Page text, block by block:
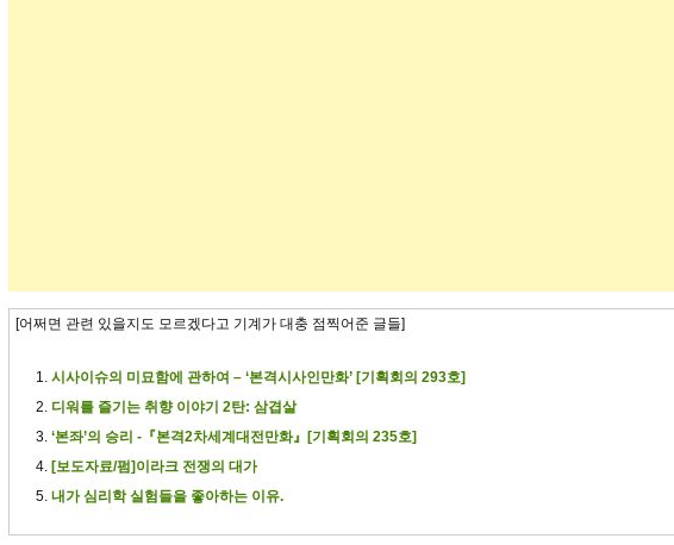
[어쩌면 관련 있을지도 모르겠다고 기계가 대충 점찍어준 글들]
시사이슈의 미묘함에 관하여 – ‘본격시사인만화’ [기획회의 293호]
디워를 즐기는 취향 이야기 2탄: 삼겹살
‘본좌’의 승리 -『본격2차세계대전만화』[기획회의 235호]
[보도자료/펌]이라크 전쟁의 대가
내가 심리학 실험들을 좋아하는 이유.